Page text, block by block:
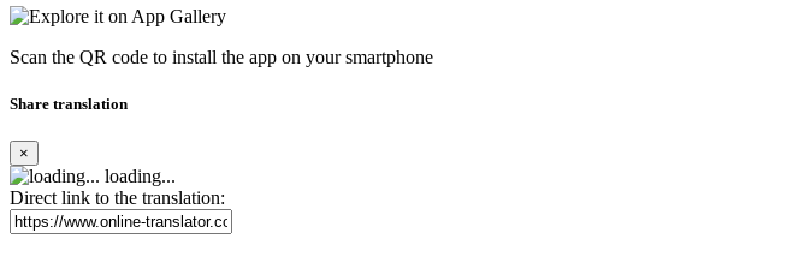
Scan the QR code to install the app on your smartphone
Share translation
×
loading...
Direct link to the translation: